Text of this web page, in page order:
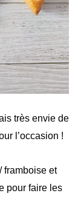
très envie de
l’occasion !
framboise et
pour faire les